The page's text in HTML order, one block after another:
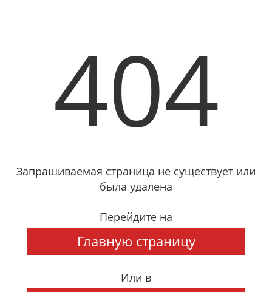
404
Запрашиваемая страница не существует или
была удалена
Перейдите на
Главную страницу
Или в